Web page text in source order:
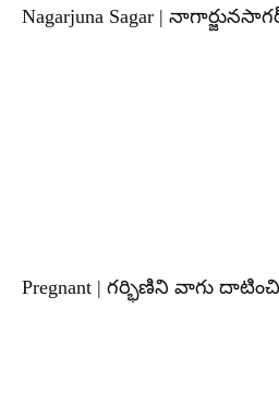
Nagarjuna Sagar |
Pregnant | గర్భిణిని వాగు